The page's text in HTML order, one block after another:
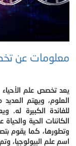
معلومات عن
يعد تخصص علم الأحياء
العلوم، ويهتم
للفائدة الكبيرة له.
الكائنات الحية
وتطورها، كما يقوم
اسم علم البيولوجيا،